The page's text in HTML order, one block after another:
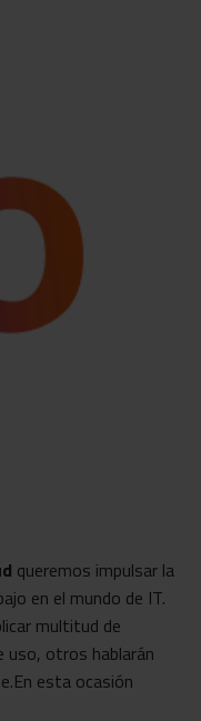
queremos impulsar la
en el mundo de IT.
multitud de
uso, otros hablarán
esta ocasión